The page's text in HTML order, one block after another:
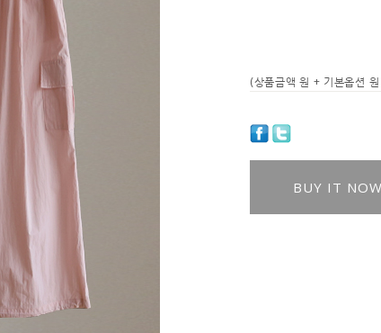
(상품금액원 + 기본옵션
BUY IT NOW